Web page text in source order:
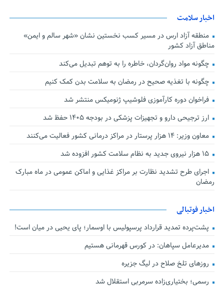
اخبار سلامت
منطقه آزاد ارس در مسیر کسب نخستین نشان «شهر سالم و ایمن»
مناطق آزاد کشور
چگونه مواد روان‌گردان، خاطره را به توهم تبدیل می‌کند
چگونه با تغذیه صحیح در رمضان به سلامت بدن کمک کنیم
فراخوان دوره کارآموزی فلوشیپ ژنومیکس منتشر شد
ارز ترجیحی دارو و تجهیزات پزشکی در بودجه ۱۴۰۵ حفظ شد
معاون وزیر: ۱۴ هزار پرستار در مراکز درمانی کشور فعالیت می‌کنند
۱۵ هزار نیروی جدید به نظام سلامت کشور افزوده شد
اجرای طرح تشدید نظارت بر مراکز غذایی و اماکن عمومی در ماه مبارک
رمضان
اخبار فوتبالی
پشت‌پرده تمدید قرارداد پرسپولیس با اوسمار؛ پای یحیی در میان است!
مدیرعامل سپاهان: در کورس قهرمانی هستیم
روزهای تلخ صلاح در لیگ جزیره
رسمی؛ بختیاری‌زاده سرمربی استقلال شد